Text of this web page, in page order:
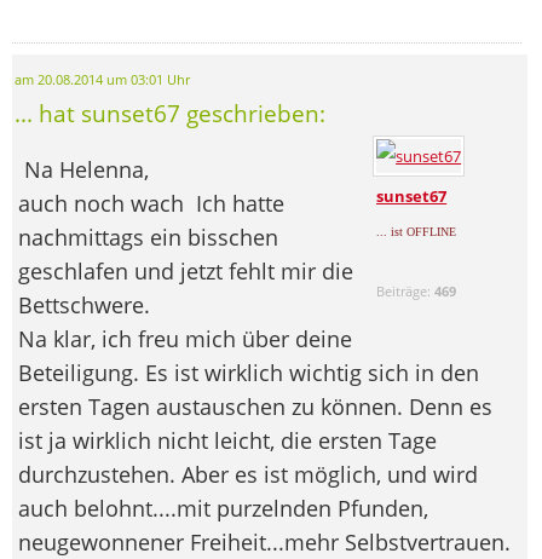
am 20.08.2014 um 03:01 Uhr
... hat sunset67 geschrieben:
sunset67
... ist OFFLINE
Beiträge:469
Na Helenna,
auch noch wach Ich hatte
nachmittags ein bisschen
geschlafen und jetzt fehlt mir die
Bettschwere.
Na klar, ich freu mich über deine
Beteiligung. Es ist wirklich wichtig sich in den
ersten Tagen austauschen zu können. Denn es
ist ja wirklich nicht leicht, die ersten Tage
durchzustehen. Aber es ist möglich, und wird
auch belohnt....mit purzelnden Pfunden,
neugewonnener Freiheit...mehr Selbstvertrauen.